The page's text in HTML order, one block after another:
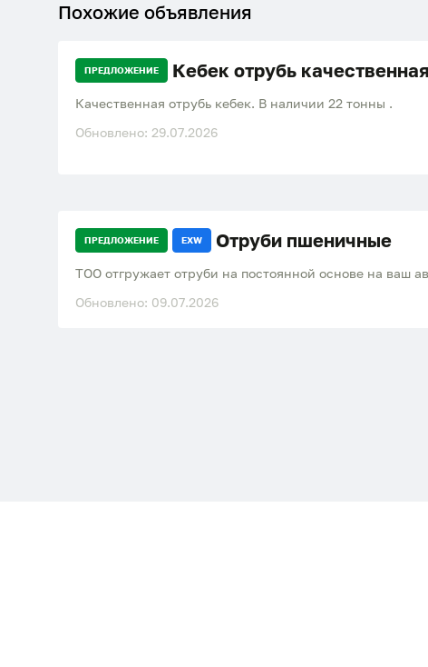
Похожие объявления
ПРЕДЛОЖЕНИЕ Кебек отрубь качественная
Качественная отрубь кебек. В наличии 22 тонны .
Обновлено: 29.07.2026
ПРЕДЛОЖЕНИЕ EXW Отруби пшеничные
ТОО отгружает отруби на постоянной основе на ваш
Обновлено: 09.07.2026